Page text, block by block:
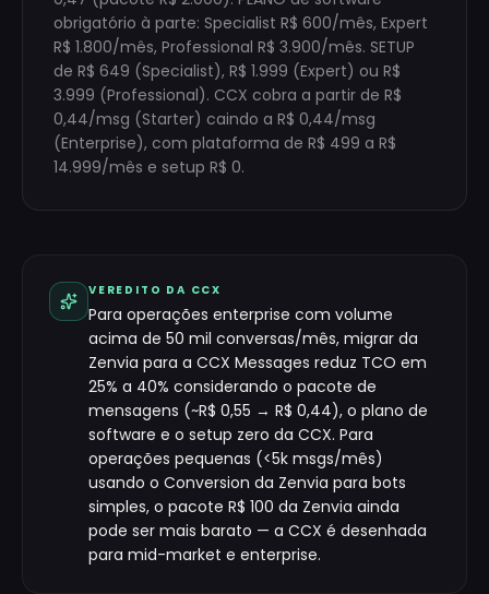
obrigatório à parte: Specialist R$ 600/mês, Expert
R$ 1.800/mês, Professional R$ 3.900/mês. SETUP
de R$ 649 (Specialist), R$ 1.999 (Expert) ou R$
3.999 (Professional). CCX cobra a partir de R$
0,44/msg (Starter) caindo a R$ 0,44/msg
(Enterprise), com plataforma de R$ 499 a R$
14.999/mês e setup R$ 0.
VEREDITO DA CCX
Para operações enterprise com volume
acima de 50 mil conversas/mês, migrar da
Zenvia para a CCX Messages reduz TCO em
25% a 40% considerando o pacote de
mensagens (~R$ 0,55 → R$ 0,44), o plano de
software e o setup zero da CCX. Para
operações pequenas (<5k msgs/mês)
usando o Conversion da Zenvia para bots
simples, o pacote R$ 100 da Zenvia ainda
pode ser mais barato — a CCX é desenhada
para mid-market e enterprise.